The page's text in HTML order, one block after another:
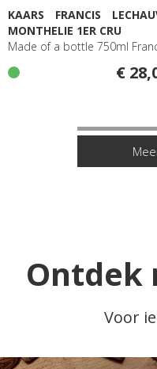
KAARS FRANCIS
MONTHELIE 1ER CRU
€
Ontdek
Voor